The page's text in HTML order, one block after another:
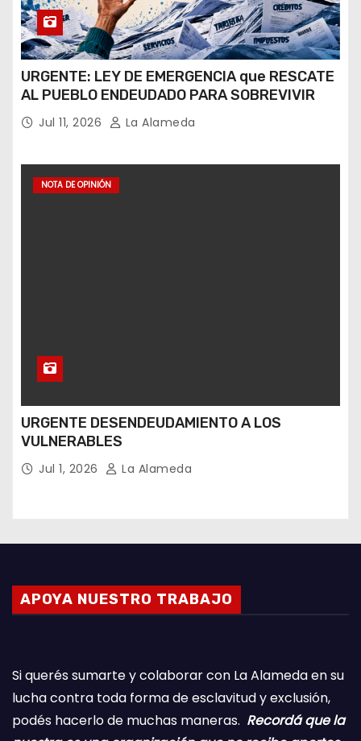
URGENTE: LEY DE EMERGENCIA que RESCATE
AL PUEBLO ENDEUDADO PARA SOBREVIVIR
Jul 11, 2026 La Alameda
NOTA DE OPINIÓN
URGENTE DESENDEUDAMIENTO A LOS
VULNERABLES
Jul 1, 2026 La Alameda
APOYA NUESTRO TRABAJO
Si querés sumarte y colaborar con La Alameda en su
lucha contra toda forma de esclavitud y exclusión,
podés hacerlo de muchas maneras. Recordá que la